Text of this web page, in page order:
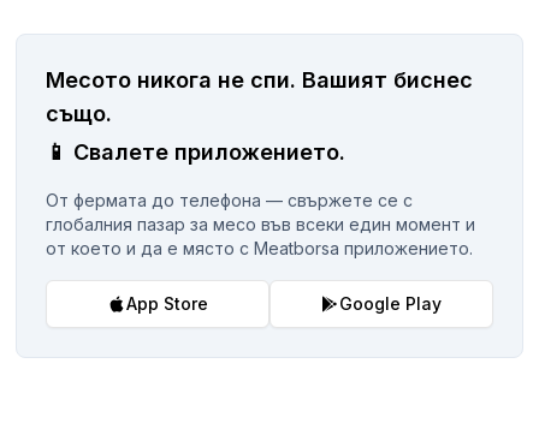
Месото никога не спи. Вашият биснес
същo.
📱 Свалете приложението.
От фермата до телефона — свържете се с
глобалния пазар за месо във всеки един момент и
от което и да е място с Meatborsa приложението.
App Store Google Play